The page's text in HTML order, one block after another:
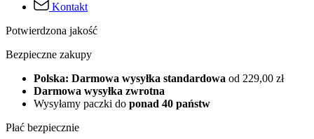
Kontakt
Potwierdzona jakość
Bezpieczne zakupy
Polska: Darmowa wysyłka standardowa od 229,00 zł
Darmowa wysyłka zwrotna
Wysyłamy paczki do ponad 40 państw
Płać bezpiecznie